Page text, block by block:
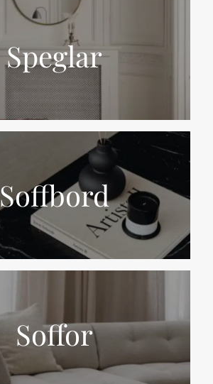
Speglar
Soffbord
Soffor